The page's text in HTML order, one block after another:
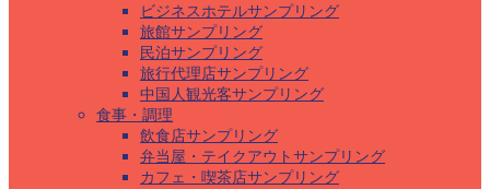
ビジネスホテルサンプリング
旅館サンプリング
民泊サンプリング
旅行代理店サンプリング
中国人観光客サンプリング
食事・調理
飲食店サンプリング
弁当屋・テイクアウトサンプリング
カフェ・喫茶店サンプリング